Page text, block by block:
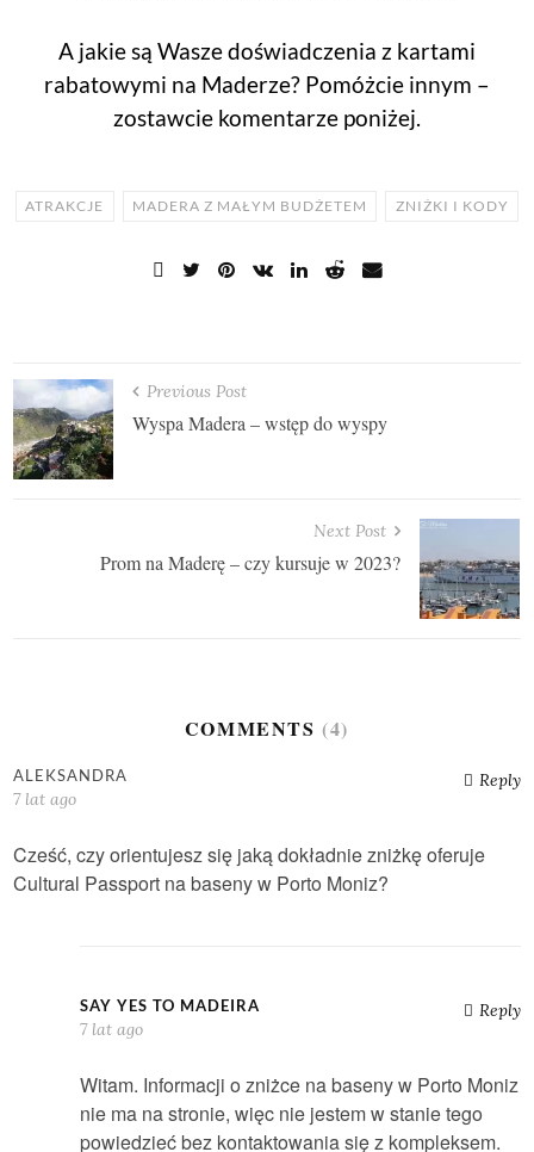
A jakie są Wasze doświadczenia z kartami
rabatowymi na Maderze? Pomóżcie innym –
zostawcie komentarze poniżej.
ATRAKCJE MADERA Z MAŁYM BUDŻETEM ZNIŻKI I KODY
Previous Post
Wyspa Madera – wstęp do wyspy
Next Post
Prom na Maderę – czy kursuje w 2023?
COMMENTS (4)
ALEKSANDRA
7 lat ago
Reply
Cześć, czy orientujesz się jaką dokładnie zniżkę oferuje
Cultural Passport na baseny w Porto Moniz?
SAY YES TO MADEIRA
7 lat ago
Reply
Witam. Informacji o zniżce na baseny w Porto Moniz
nie ma na stronie, więc nie jestem w stanie tego
powiedzieć bez kontaktowania się z kompleksem.